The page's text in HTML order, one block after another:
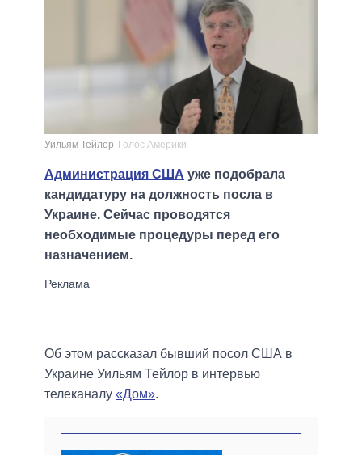
Уильям Тейлор Голос Америки
Администрация США уже подобрала
кандидатуру на должность посла в
Украине. Сейчас проводятся
необходимые процедуры перед его
назначением.
Об этом рассказал бывший посол США в
Украине Уильям Тейлор в интервью
телеканалу «Дом».